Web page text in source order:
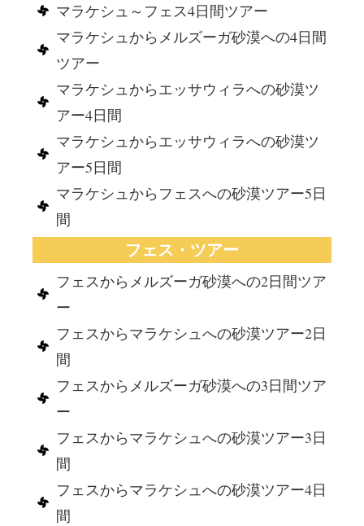
マラケシュ～フェス4日間ツアー
マラケシュからメルズーガ砂漠への4日間
ツアー
マラケシュからエッサウィラへの砂漠ツ
アー4日間
マラケシュからエッサウィラへの砂漠ツ
アー5日間
マラケシュからフェスへの砂漠ツアー5日
間
フェス・ツアー
フェスからメルズーガ砂漠への2日間ツア
ー
フェスからマラケシュへの砂漠ツアー2日
間
フェスからメルズーガ砂漠への3日間ツア
ー
フェスからマラケシュへの砂漠ツアー3日
間
フェスからマラケシュへの砂漠ツアー4日
間